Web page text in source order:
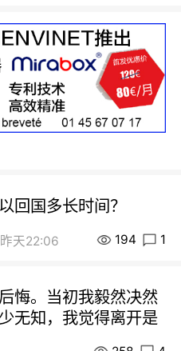
回国多长时间？
昨天22:06 194 1
悔。当初我毅然决然
无知，我觉得离开是